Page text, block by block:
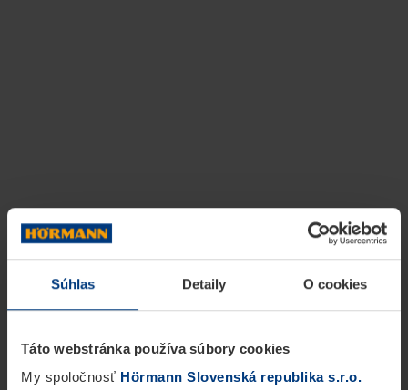
Súhlas Detaily O cookies
Táto webstránka používa súbory cookies
My spoločnosť Hörmann Slovenská republika s.r.o.